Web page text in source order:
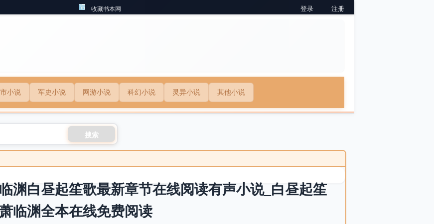
收藏书本网 登录 注册
小说 军史小说 网游小说 科幻小说 灵异小说 其他小说
搜索
渊白昼起笙歌最新章节在线阅读有声小说_白昼起笙
临渊全本在线免费阅读